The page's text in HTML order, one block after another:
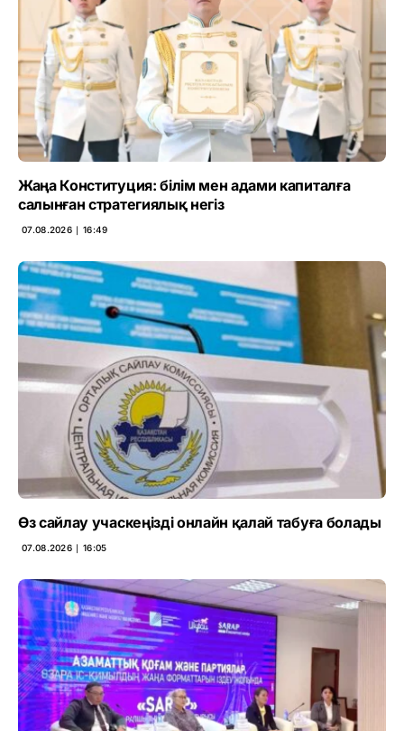
Жаңа Конституция: білім мен адами капиталға
салынған стратегиялық негіз
07.08.2026 ∣ 16:49
Өз сайлау учаскеңізді онлайн қалай табуға болады
07.08.2026 ∣ 16:05